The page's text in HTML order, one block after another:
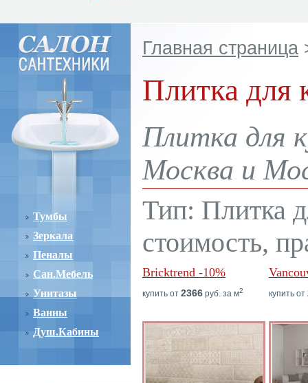
Тумбы
Зеркала
Пеналы
Сан.Мебель
Унитазы
Ванны
Душ.Кабины
Главная страница
Плитка для
Плитка для
Москва и
Тип: Плитка
стоимость,
Bricktrend -10%
купить от 2366 руб. за м2 купить от